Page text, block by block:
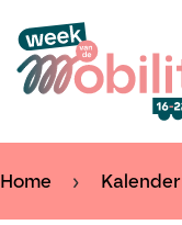
Home Kalender